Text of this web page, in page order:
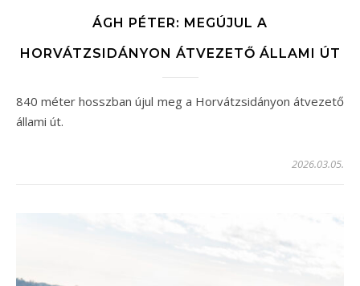
ÁGH PÉTER: MEGÚJUL A
HORVÁTZSIDÁNYON ÁTVEZETŐ ÁLLAMI ÚT
840 méter hosszban újul meg a Horvátzsidányon átvezető
állami út.
2026.03.05.